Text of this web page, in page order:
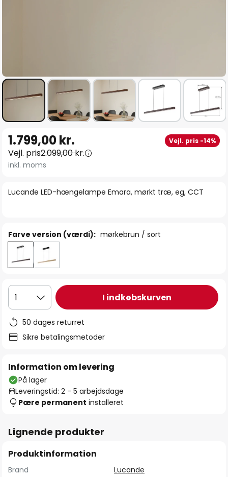
starten
af
Lucande LED-hængelampe Emara, mørkt træ, eg, CCT
1.799,00 kr. Vejl. pris -14%
Vejl. pris2.099,00 kr.
inkl. moms
Farve version (værdi): mørkebrun / sort
1 I indkøbskurven
50 dages returret
Sikre betalingsmetoder
Information om levering
På lager
Leveringstid: 2 - 5 arbejdsdage
Pære permanent installeret
Lignende produkter
Produktinformation
Brand
Lucande